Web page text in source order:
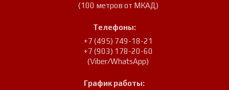
(100 метров от МКАД)
Телефоны:
+7 (495) 749-18-21
+7 (903) 178-20-60
(Viber/WhatsApp)
График работы: